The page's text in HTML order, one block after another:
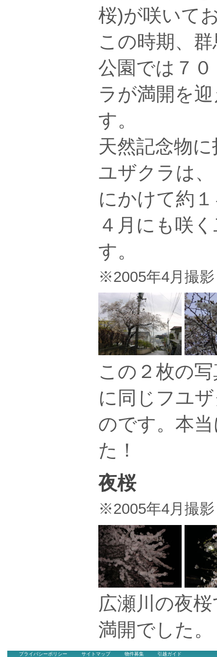
桜)が咲いて
この時期、
公園では７
ラが満開を
す。
天然記念物
ユザクラは
にかけて約
４月にも咲
す。
※2005年4月撮影
この２枚の
に同じフユ
のです。本
た！
夜桜
※2005年4月撮影
広瀬川の夜
満開でした。
プライバシーポリシー サイトマップ 物件募集 引越ガイド